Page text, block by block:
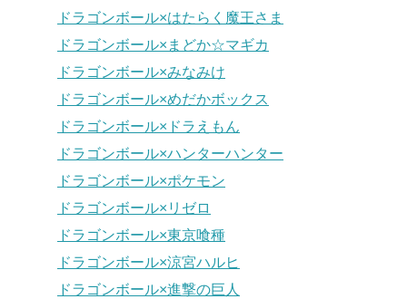
ドラゴンボール×はたらく魔王さま
ドラゴンボール×まどか☆マギカ
ドラゴンボール×みなみけ
ドラゴンボール×めだかボックス
ドラゴンボール×ドラえもん
ドラゴンボール×ハンターハンター
ドラゴンボール×ポケモン
ドラゴンボール×リゼロ
ドラゴンボール×東京喰種
ドラゴンボール×涼宮ハルヒ
ドラゴンボール×進撃の巨人